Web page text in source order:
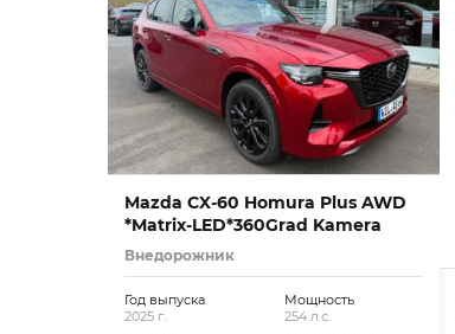
Mazda CX-60 Homura Plus AWD
*Matrix-LED*360Grad Kamera
Внедорожник
Год выпуска
2025 г.
Мощность
254 л.с.